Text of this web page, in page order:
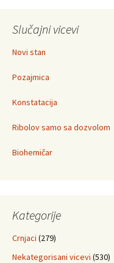
Slučajni vicevi
Novi stan
Pozajmica
Konstatacija
Ribolov samo sa dozvolom
Biohemičar
Kategorije
Crnjaci (279)
Nekategorisani vicevi (530)